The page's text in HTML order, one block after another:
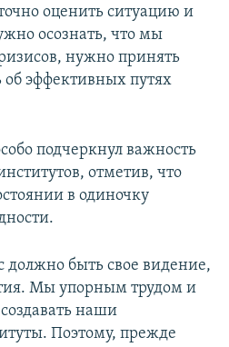
оценить ситуацию и
осознать, что мы
нужно принять
об эффективных путях
подчеркнул важность
отметив, что
в одиночку
должно быть свое видение,
Мы упорным трудом и
наши
Поэтому, прежде